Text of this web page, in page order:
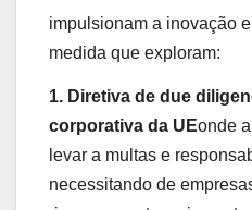
impulsionam a inovação
medida que exploram:
1. Diretiva de due
corporativa da UEonde
levar a multas e
necessitando de